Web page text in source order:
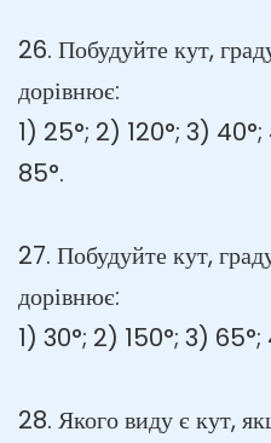
26. Побудуйте кут,
дорівнює:
1) 25°; 2) 120°; 3)
85°.
27. Побудуйте кут,
дорівнює:
1) 30°; 2) 150°; 3) 65°;
28. Якого виду є кут,